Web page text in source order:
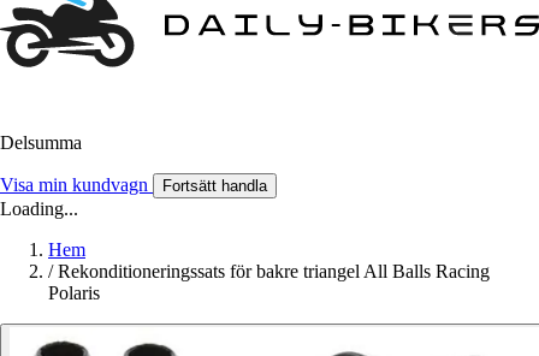
Delsumma
Visa min kundvagn Fortsätt handla
Loading...
Hem
/ Rekonditioneringssats för bakre triangel All Balls Racing
Polaris